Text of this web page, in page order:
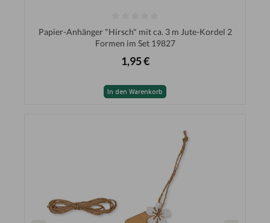
Papier-Anhänger "Hirsch" mit ca. 3 m Jute-Kordel 2
Formen im Set 19827
1,95 €
In den Warenkorb